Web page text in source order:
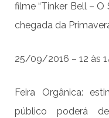
filme “Tinker Bell – O
chegada da
25/09/2016 – 12 às
Feira Orgânica:
público poderá